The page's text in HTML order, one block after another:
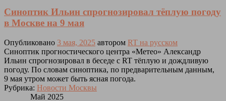
Синоптик Ильин спрогнозировал тёплую погоду
в Москве на 9 мая
Опубликовано 3 мая, 2025 автором RT на русском
Синоптик прогностического центра «Метео» Александр
Ильин спрогнозировал в беседе с RT тёплую и дождливую
погоду. По словам синоптика, по предварительным данным,
9 мая утром может быть ясная погода.
Рубрика: Новости Москвы
Май 2025